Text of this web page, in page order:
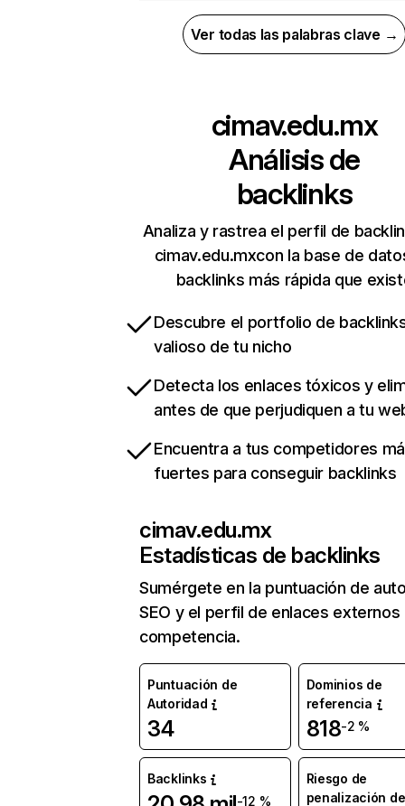
Ver todas las palabras clave →
cimav.edu.mx
Análisis de
backlinks
Analiza y rastrea el perfil de
cimav.edu.mxcon la base de
backlinks más rápida que
Descubre el portfolio de
valioso de tu nicho
Detecta los enlaces tóxicos y
antes de que perjudiquen a tu
Encuentra a tus competidores
fuertes para conseguir backlinks
cimav.edu.mx
Estadísticas de backlinks
Sumérgete en la puntuación de
SEO y el perfil de enlaces externos
competencia.
Puntuación de
Autoridad
34
Dominios de
referencia
818-2 %
Backlinks
-12 %
Riesgo de
penalización de